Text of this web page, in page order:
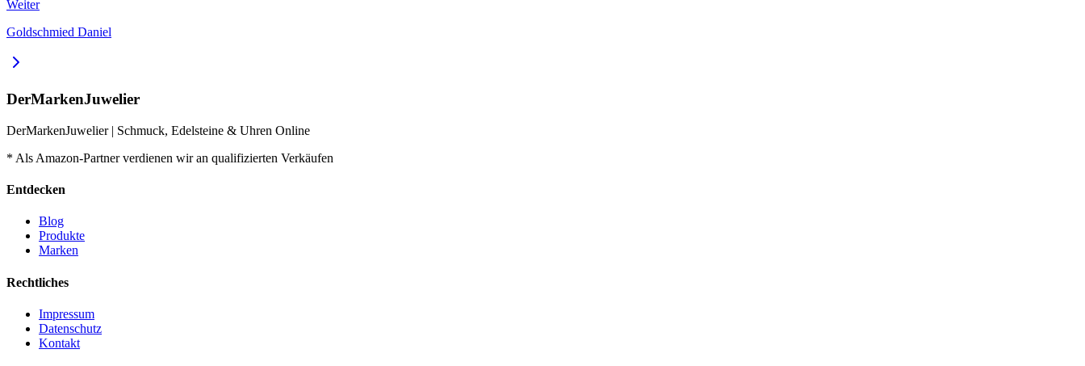
Weiter
Goldschmied Daniel
DerMarkenJuwelier
DerMarkenJuwelier | Schmuck, Edelsteine & Uhren Online
* Als Amazon-Partner verdienen wir an qualifizierten Verkäufen
Entdecken
Blog
Produkte
Marken
Rechtliches
Impressum
Datenschutz
Kontakt